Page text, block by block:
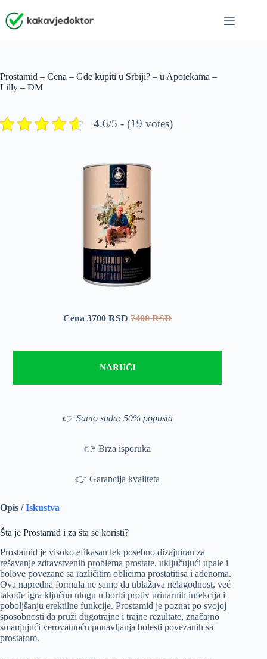
to
content
Prostamid – Cena – Gde kupiti u Srbiji? – u Apotekama –
Lilly – DM
4.6/5 - (19 votes)
Cena 3700 RSD7400 RSD
NARUČI
👉 Samo sada: 50% popusta
👉 Brza isporuka
👉 Garancija kvaliteta
Opis /Iskustva
Šta je Prostamid i za šta se koristi?
Prostamid je visoko efikasan lek posebno dizajniran za
rešavanje zdravstvenih problema prostate, uključujući upale i
bolove povezane sa različitim oblicima prostatitisa i adenoma.
Ova napredna formula ne samo da ublažava nelagodnost, već
takođe igra ključnu ulogu u borbi protiv urinarnih infekcija i
poboljšanju erektilne funkcije. Prostamid je poznat po svojoj
sposobnosti da pruži dugotrajne i trajne rezultate, značajno
smanjujući verovatnoću ponavljanja bolesti povezanih sa
prostatom.